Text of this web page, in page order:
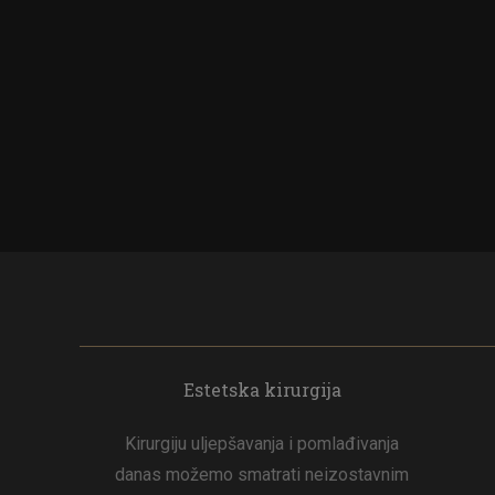
Estetska kirurgija
Kirurgiju uljepšavanja i pomlađivanja
danas možemo smatrati neizostavnim